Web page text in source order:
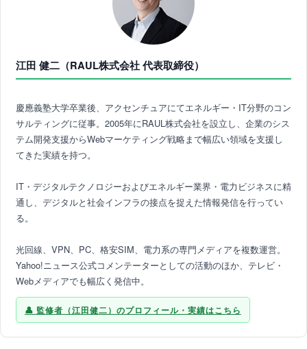
江田 健二（RAUL株式会社 代表取締役）
慶應義塾大学卒業後、アクセンチュアにてエネルギー・IT分野のコン
サルティングに従事。2005年にRAUL株式会社を設立し、企業のシス
テム開発支援からWebマーケティング戦略まで幅広い領域を支援し
てきた実績を持つ。
IT・デジタルテクノロジーおよびエネルギー業界・電力ビジネスに精
通し、デジタルと社会インフラの接点を捉えた情報発信を行ってい
る。
光回線、VPN、PC、格安SIM、電力系の専門メディアを複数運営。
Yahoo!ニュース公式コメンテーターとしての活動のほか、テレビ・
Webメディアでも幅広く発信中。
監修者（江田健二）のプロフィール・実績はこちら